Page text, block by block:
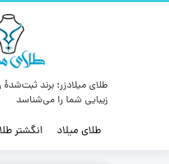
طلای میلادزر؛ برند
زیبایی شما را می‌شناسد
طلای میلاد انگشتر طلا